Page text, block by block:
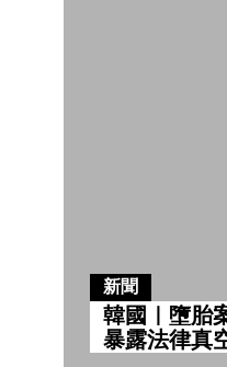
新聞
韓國｜墮胎
暴露法律真